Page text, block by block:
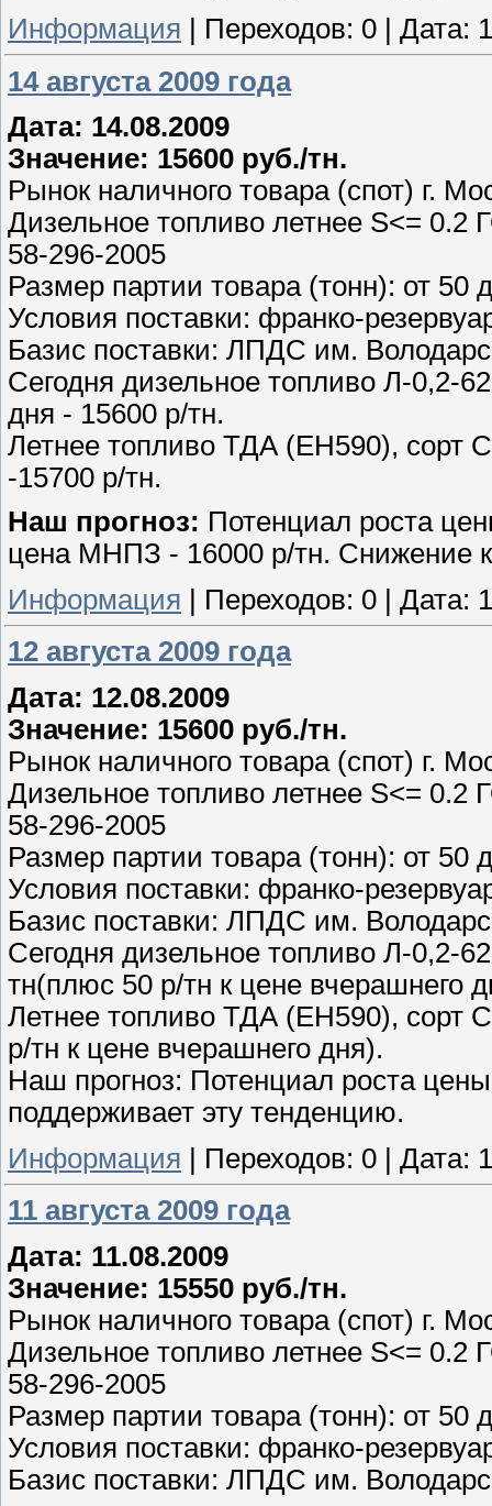
Информация
Переходов: 0 Дата:
14 августа 2009 года
Дата: 14.08.2009
Значение: 15600 руб./тн.
Рынок наличного товара (спот) г.
Дизельное топливо летнее S<=
58-296-2005
Размер партии товара (тонн): от 50
Условия поставки: франко-
Базис поставки: ЛПДС им.
Сегодня дизельное топливо Л-0,2-
дня - 15600 р/тн.
Летнее топливо ТДА (ЕН590), сорт
-15700 р/тн.
Наш прогноз: Потенциал роста
цена МНПЗ - 16000 р/тн. Снижение
Информация | Переходов: 0 | Дата:
12 августа 2009 года
Дата: 12.08.2009
Значение: 15600 руб./тн.
Рынок наличного товара (спот) г.
Дизельное топливо летнее S<=
58-296-2005
Размер партии товара (тонн): от 50
Условия поставки: франко-
Базис поставки: ЛПДС им.
Сегодня дизельное топливо Л-0,2-
тн(плюс 50 р/тн к цене вчерашнего
Летнее топливо ТДА (ЕН590), сорт
р/тн к цене вчерашнего дня).
Наш прогноз: Потенциал роста
поддерживает эту тенденцию.
Информация | Переходов: 0 | Дата:
11 августа 2009 года
Дата: 11.08.2009
Значение: 15550 руб./тн.
Рынок наличного товара (спот) г.
Дизельное топливо летнее S<=
58-296-2005
Размер партии товара (тонн): от 50
Условия поставки: франко-
Базис поставки: ЛПДС им.